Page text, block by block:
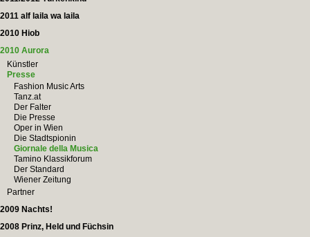
2011 alf laila wa laila
2010 Hiob
2010 Aurora
Künstler
Presse
Fashion Music Arts
Tanz.at
Der Falter
Die Presse
Oper in Wien
Die Stadtspionin
Giornale della Musica
Tamino Klassikforum
Der Standard
Wiener Zeitung
Partner
2009 Nachts!
2008 Prinz, Held und Füchsin